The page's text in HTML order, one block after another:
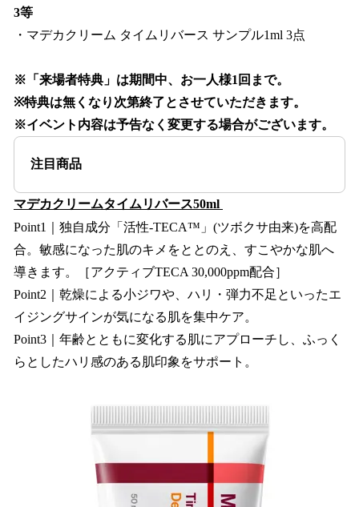
3等
・マデカクリーム タイムリバース サンプル1ml 3点
※「来場者特典」は期間中、お一人様1回まで。
※特典は無くなり次第終了とさせていただきます。
※イベント内容は予告なく変更する場合がございます。
注目商品
マデカクリームタイムリバース50ml
Point1｜独自成分「活性-TECA™」(ツボクサ由来)を高配
合。敏感になった肌のキメをととのえ、すこやかな肌へ
導きます。［アクティブTECA 30,000ppm配合］
Point2｜乾燥による小ジワや、ハリ・弾力不足といったエ
イジングサインが気になる肌を集中ケア。
Point3｜年齢とともに変化する肌にアプローチし、ふっく
らとしたハリ感のある肌印象をサポート。